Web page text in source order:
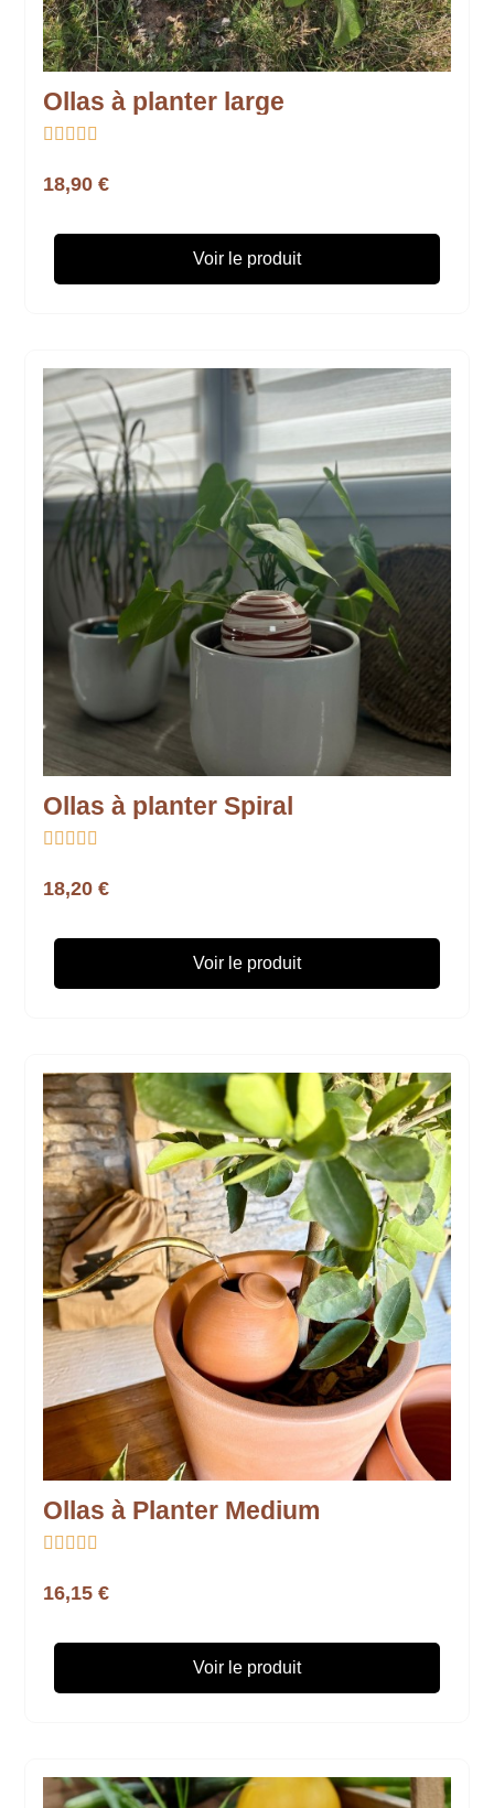
Ollas à planter large
    
18,90 €
Voir le produit
Ollas à planter Spiral
    
18,20 €
Voir le produit
Ollas à Planter Medium
    
16,15 €
Voir le produit